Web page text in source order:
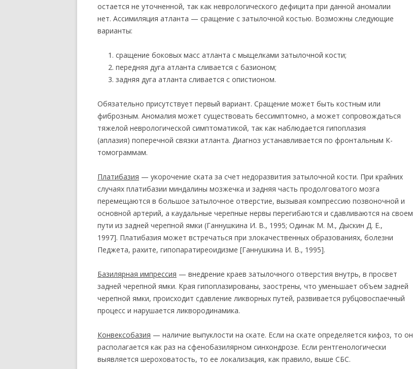
остается не уточненной, так как неврологического дефицита при данной аномалии
нет. Ассимиляция атланта — сращение с затылочной костью. Возможны следующие
варианты:
сращение боковых масс атланта с мыщелками затылочной кости;
передняя дуга атланта сливается с базионом;
задняя дуга атланта сливается с опистионом.
Обязательно присутствует первый вариант. Сращение может быть костным или
фиброзным. Аномалия может существовать бессимптомно, а может сопровождаться
тяжелой неврологической симптоматикой, так как наблюдается гипоплазия
(аплазия) поперечной связки атланта. Диагноз устанавливается по фронтальным К-
томограммам.
Платибазия — укорочение ската за счет недоразвития затылочной кости. При крайних
случаях платибазии миндалины мозжечка и задняя часть продолговатого мозга
перемещаются в большое затылочное отверстие, вызывая компрессию позвоночной и
основной артерий, а каудальные черепные нервы перегибаются и сдавливаются на своем
пути из задней черепной ямки (Ганнушкина И. В., 1995; Одинак М. М., Дыскин Д. Е.,
1997]. Платибазия может встречаться при злокачественных образованиях, болезни
Педжета, рахите, гипопаратиреоидизме [Ганнушкина И. В., 1995].
Базилярная импрессия — внедрение краев затылочного отверстия внутрь, в просвет
задней черепной ямки. Края гипоплазированы, заострены, что уменьшает объем задней
черепной ямки, происходит сдавление ликворных путей, развивается рубцовоспаечный
процесс и нарушается ликвородинамика.
Конвексобазия — наличие выпуклости на скате. Если на скате определяется кифоз, то он
располагается как раз на сфенобазилярном синхондрозе. Если рентгенологически
выявляется шероховатость, то ее локализация, как правило, выше СБС.